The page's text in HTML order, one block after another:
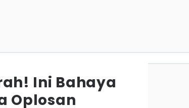
Ini Bahaya
Oplosan